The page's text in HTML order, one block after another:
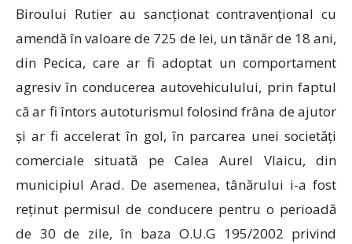
Biroului Rutier au sancționat contravențional cu
amendă în valoare de 725 de lei, un tânăr de 18 ani,
din Pecica, care ar fi adoptat un comportament
agresiv în conducerea autovehiculului, prin faptul
că ar fi întors autoturismul folosind frâna de ajutor
și ar fi accelerat în gol, în parcarea unei societăți
comerciale situată pe Calea Aurel Vlaicu, din
municipiul Arad. De asemenea, tânărului i-a fost
reținut permisul de conducere pentru o perioadă
de 30 de zile, în baza O.U.G 195/2002 privind